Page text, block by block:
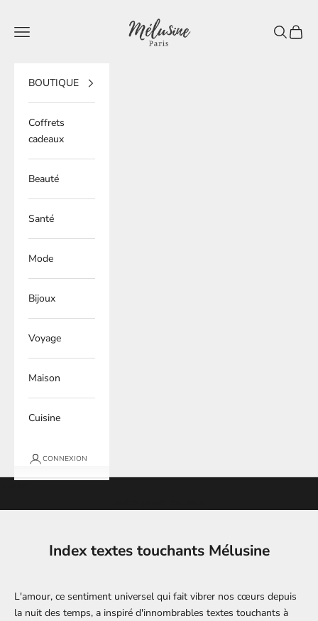
Mélusine Paris
Ouvrir la navigation
Ouvrir la
Voir
BOUTIQUE
Coffrets
cadeaux
Beauté
Santé
Mode
Bijoux
Voyage
Maison
Cuisine
CONNEXION
Index textes touchants Mélusine
L'amour, ce sentiment universel qui fait vibrer nos cœurs depuis
la nuit des temps, a inspiré d'innombrables textes touchants à